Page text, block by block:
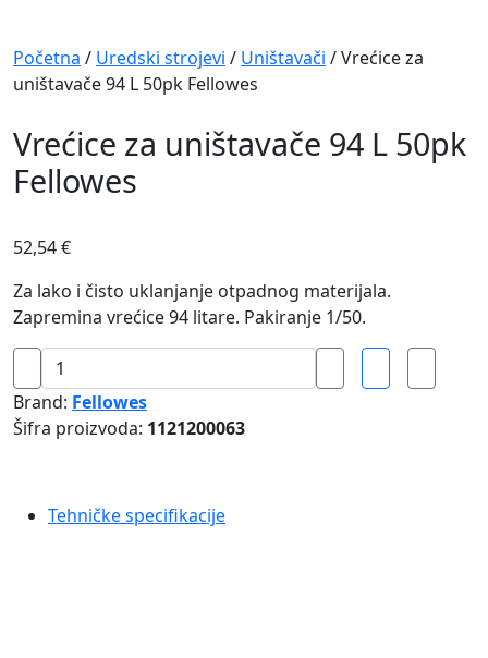
Navigation
Početna / Uredski strojevi / Uništavači / Vrećice za
uništavače 94 L 50pk Fellowes
Vrećice za uništavače 94 L 50pk
Fellowes
52,54€
Za lako i čisto uklanjanje otpadnog materijala.
Zapremina vrećice 94 litare. Pakiranje 1/50.
Vrećice
za
uništavače
94
Fellowes
Brand: Fellowes
Šifra proizvoda: 1121200063
Tehničke specifikacije